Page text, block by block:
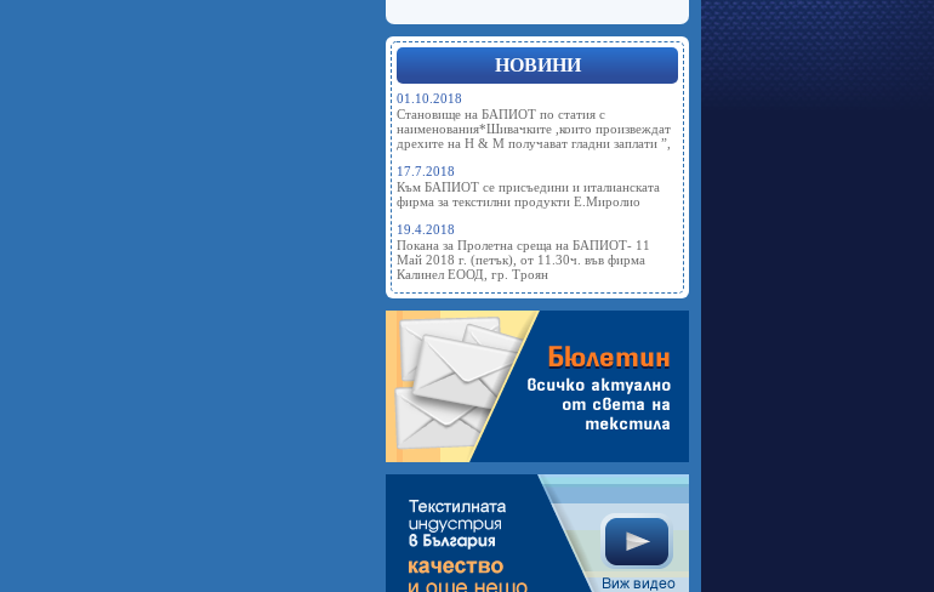
НОВИНИ
01.10.2018
Становище на БАПИОТ по статия с
наименования*Шивачките ,които произвеждат
дрехите на Н & М получават гладни заплати ”,
17.7.2018
Към БАПИОТ се присъедини и италианската
фирма за текстилни продукти Е.Миролио
19.4.2018
Покана за Пролетна среща на БАПИОТ- 11
Май 2018 г. (петък), от 11.30ч. във фирма
Калинел ЕООД, гр. Троян